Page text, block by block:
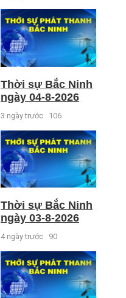
Thời sự Bắc Ninh
ngày 04-8-2026
3 ngày trước 106
Thời sự Bắc Ninh
ngày 03-8-2026
4 ngày trước 90